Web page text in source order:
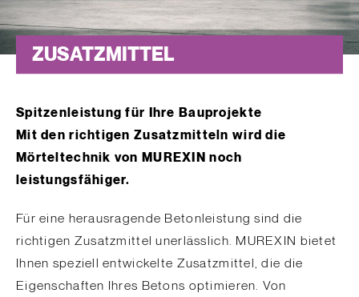
ZUSATZMITTEL
Spitzenleistung für Ihre Bauprojekte
Mit den richtigen Zusatzmitteln wird die
Mörteltechnik von MUREXIN noch
leistungsfähiger.
Für eine herausragende Betonleistung sind die
richtigen Zusatzmittel unerlässlich. MUREXIN bietet
Ihnen speziell entwickelte Zusatzmittel, die die
Eigenschaften Ihres Betons optimieren. Von